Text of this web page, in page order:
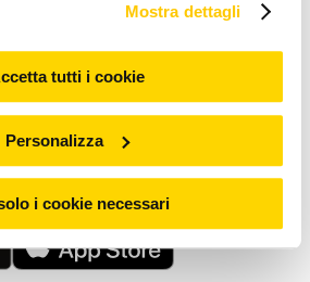
Il consenso può essere espresso
i cookie” o selezionando le
da "Personalizza"
Mostra dettagli
tutti i cookie
Personalizza
i cookie necessari